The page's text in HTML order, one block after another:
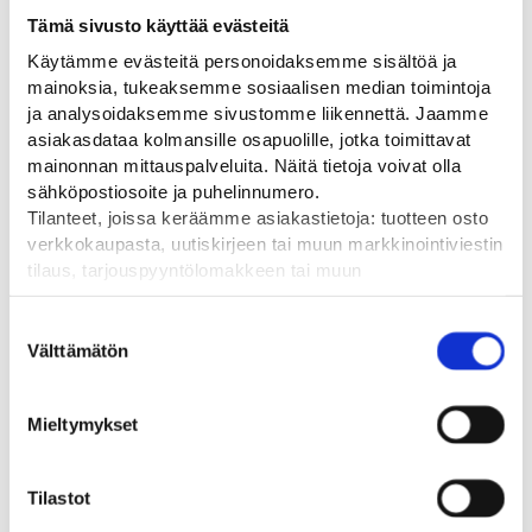
Tämä sivusto käyttää evästeitä
Käytämme evästeitä personoidaksemme sisältöä ja
mainoksia, tukeaksemme sosiaalisen median toimintoja
ja analysoidaksemme sivustomme liikennettä. Jaamme
asiakasdataa kolmansille osapuolille, jotka toimittavat
mainonnan mittauspalveluita. Näitä tietoja voivat olla
sähköpostiosoite ja puhelinnumero.
Tilanteet, joissa keräämme asiakastietoja: tuotteen osto
verkkokaupasta, uutiskirjeen tai muun markkinointiviestin
tilaus, tarjouspyyntölomakkeen tai muun
yhteydenottolomakkeen lähettäminen, käyttäjätilin
pyydetään erillinen suostumus tiedon käyttämiseen
markkinoinnissa. Hyväksymällä mainontaevästeet,
hyväksyt asiakasdatan jakamisen kolmansille osapuolille
mainonnan mittaamista varten.
valinta
Välttämätön
Mieltymykset
Tilastot
OSTA - +
VANTAA 1
HAMINA 3 49,00